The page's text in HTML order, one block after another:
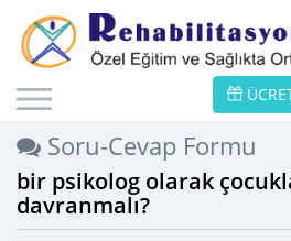
Soru-Cevap Formu
bir psikolog olarak
davranmalı?